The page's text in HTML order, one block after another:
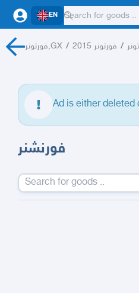
EN
فورتونر,GX / فورتونر 2015 /
Ad is either deleted
فورنشنر